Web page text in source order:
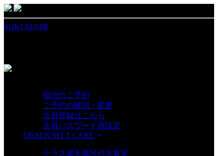
SOKI ATAMI
宿泊のご予約
ご予約の確認・変更
会員登録はこちら
会員パスワード再設定
ONSEN/SELF CARE
テラス露天風呂付き客室